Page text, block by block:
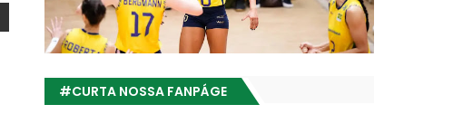
#CURTA NOSSA FANPÁGE